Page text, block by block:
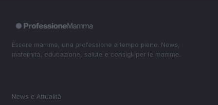
Essere mamma, una professione a tempo pieno. News,
maternità, educazione, salute e consigli per le mamme.
News e Attualità